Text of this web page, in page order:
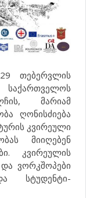
თებერვლის
საქართველოს
მარიამ
ღონისძიება
კვირეული
მიიღებენ
კვირეულის
ვორკშოპები
სტუდენტი-